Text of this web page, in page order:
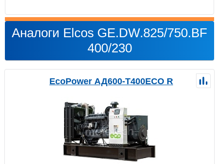
Аналоги Elcos GE.DW.825/750.BF
400/230
EcoPower АД600-T400ECO R